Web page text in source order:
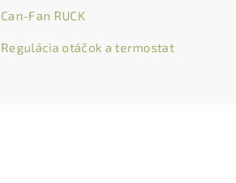
Can-Fan RUCK
Regulácia otáčok a termostat